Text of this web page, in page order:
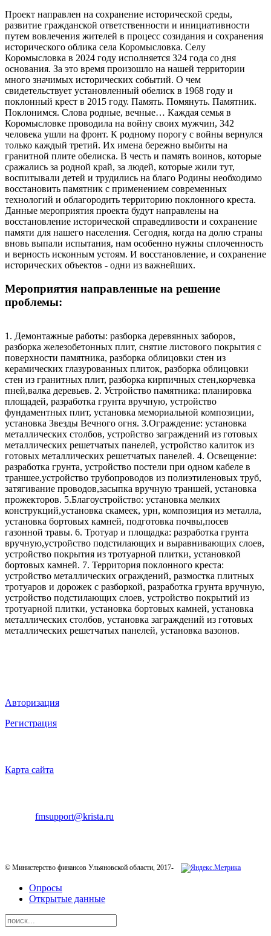
Проект направлен на сохранение исторической среды,
развитие гражданской ответственности и инициативности
путем вовлечения жителей в процесс созидания и сохранения
исторического облика села Коромысловка. Селу
Коромысловка в 2024 году исполняется 324 года со дня
основания. За это время произошло на нашей территории
много значимых исторических событий. О чем
свидетельствует установленный обелиск в 1968 году и
поклонный крест в 2015 году. Память. Помянуть. Памятник.
Поклонимся. Слова родные, вечные… Каждая семья в
Коромысловке проводила на войну своих мужчин, 342
человека ушли на фронт. К родному порогу с войны вернулся
только каждый третий. Их имена бережно выбиты на
гранитной плите обелиска. В честь и память воинов, которые
сражались за родной край, за людей, которые жили тут,
воспитывали детей и трудились на благо Родины необходимо
восстановить памятник с применением современных
технологий и облагородить территорию поклонного креста.
Данные мероприятия проекта будут направлены на
восстановление исторической справедливости и сохранение
памяти для нашего населения. Сегодня, когда на долю страны
вновь выпали испытания, нам особенно нужны сплоченность
и верность исконным устоям. И восстановление, и сохранение
исторических объектов - одни из важнейших.
Мероприятия направленные на решение
проблемы:
1. Демонтажные работы: разборка деревянных заборов,
разборка железобетонных плит, снятие листового покрытия с
поверхности памятника, разборка облицовки стен из
керамических глазурованных плиток, разборка облицовки
стен из гранитных плит, разборка кирпичных стен,корчевка
пней,валка деревьев. 2. Устройство памятника: планировка
площадей, разработка грунта вручную, устройство
фундаментных плит, установка мемориальной композиции,
установка Звезды Вечного огня. 3.Ограждение: установка
металлических столбов, устройство заграждений из готовых
металлических решетчатых панелей, устройство калиток из
готовых металлических решетчатых панелей. 4. Освещение:
разработка грунта, устройство постели при одном кабеле в
траншее,устройство трубопроводов из полиэтиленовых труб,
затягивание проводов,засыпка вручную траншей, установка
прожекторов. 5.Благоустройство: установка мелких
конструкций,установка скамеек, урн, композиция из металла,
установка бортовых камней, подготовка почвы,посев
газонной травы. 6. Тротуар и площадка: разработка грунта
вручную,устройство подстилающих и выравнивающих слоев,
устройство покрытия из тротуарной плитки, установкой
бортовых камней. 7. Территория поклонного креста:
устройство металлических ограждений, размостка плитных
тротуаров и дорожек с разборкой, разработка грунта вручную,
устройство подстилающих слоев, устройство покрытий из
тротуарной плитки, установка бортовых камней, установка
металлических столбов, установка заграждений из готовых
металлических решетчатых панелей, установка вазонов.
Авторизация
Регистрация
Карта сайта
fmsupport@krista.ru
© Министерство финансов Ульяновской области, 2017-
Опросы
Открытые данные